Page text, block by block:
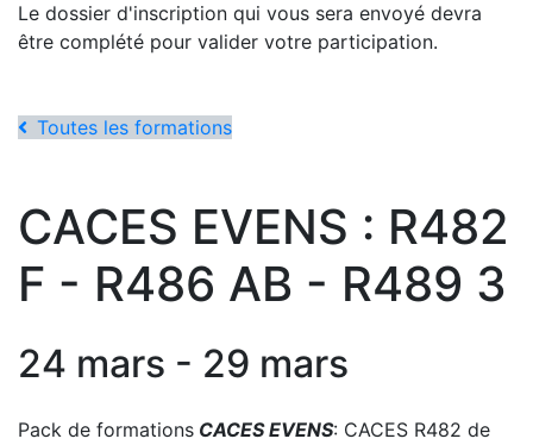
Le dossier d'inscription qui vous sera envoyé devra
être complété pour valider votre participation.
Toutes les formations
CACES EVENS : R482
F - R486 AB - R489 3
24 mars - 29 mars
Pack de formations CACES EVENS: CACES R482 de